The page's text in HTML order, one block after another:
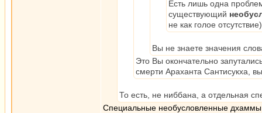
Есть лишь одна
существующий
не как голое
Вы не знаете значения
Это Вы окончательно
смерти Араханта Сантисукха,
То есть, не ниббана, а отдельная
Специальные необусловленные дхаммы